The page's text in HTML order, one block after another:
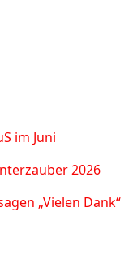
im Juni
2026
„Vielen Dank“